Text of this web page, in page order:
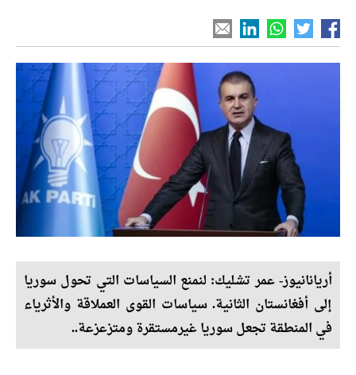
أريانانيوز- عمر تشليك: لنمنع السياسات التي تحول سوريا
إلى أفغانستان الثانية. سياسات القوى العملاقة والأثرياء
في المنطقة تجعل سوريا غیرمستقرة ومتزعزعة..